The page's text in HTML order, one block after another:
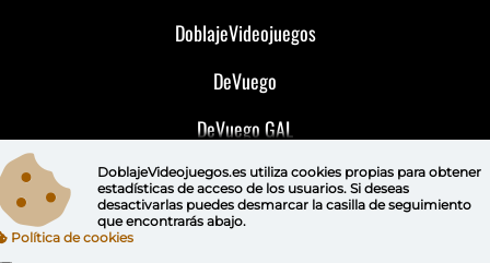
DoblajeVideojuegos
DeVuego
DeVuego GAL
DeVuego LATAM
DeVuego Portugal
DoblajeVideojuegos.es utiliza cookies propiaspara obtener
estadísticas de acceso de los usuarios. Si deseas
desactivarlas puedes desmarcar la casilla de seguimiento
que encontrarás abajo.
Política de cookies